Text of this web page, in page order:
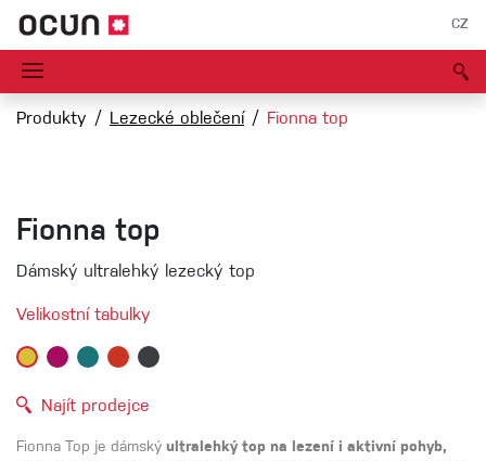
CZ
Produkty Lezecké oblečení Fionna top
Fionna top
Dámský ultralehký lezecký top
Velikostní tabulky
Najít prodejce
Fionna Top je dámský ultralehký top na lezení i aktivní pohyb,